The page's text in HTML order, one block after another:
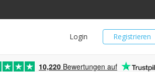
Registrieren
Login
10,220 Bewertungen auf